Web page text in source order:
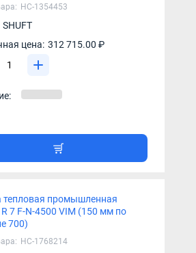
НС-1354453
SHUFT
цена: 312 715.00 ₽
тепловая промышленная
R 7 F-N-4500 VIM (150 мм по
700)
НС-1768214